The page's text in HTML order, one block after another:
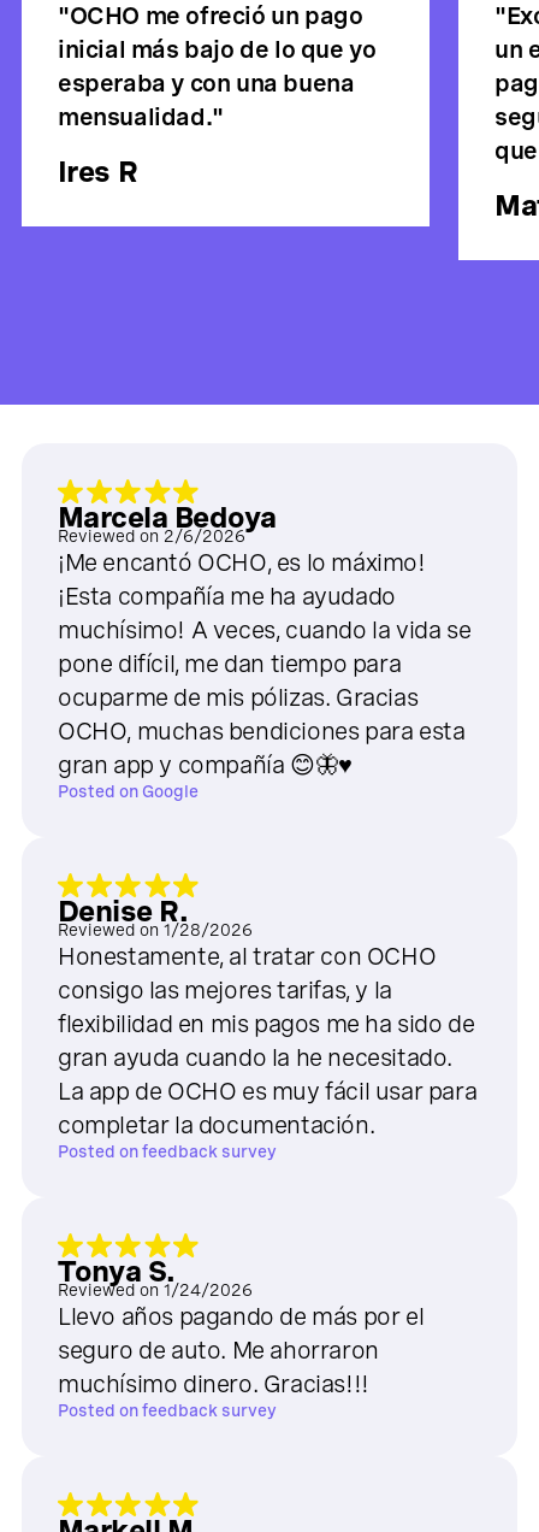
"OCHO me ofreció un pago
inicial más bajo de lo que yo
esperaba y con una buena
mensualidad."
Ires R
un
Marcela Bedoya
Reviewed on 2/6/2026
¡Me encantó OCHO, es lo máximo!
¡Esta compañía me ha ayudado
muchísimo! A veces, cuando la vida se
pone difícil, me dan tiempo para
ocuparme de mis pólizas. Gracias
OCHO, muchas bendiciones para esta
gran app y compañía 😊🦋♥️
Posted on Google
Denise R.
Reviewed on 1/28/2026
Honestamente, al tratar con OCHO
consigo las mejores tarifas, y la
flexibilidad en mis pagos me ha sido de
gran ayuda cuando la he necesitado.
La app de OCHO es muy fácil usar para
completar la documentación.
Posted onfeedback survey
Tonya S.
Reviewed on 1/24/2026
Llevo años pagando de más por el
seguro de auto. Me ahorraron
muchísimo dinero. Gracias!!!
Posted onfeedback survey